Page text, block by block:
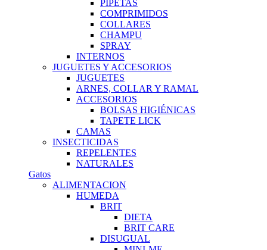
PIPETAS
COMPRIMIDOS
COLLARES
CHAMPU
SPRAY
INTERNOS
JUGUETES Y ACCESORIOS
JUGUETES
ARNES, COLLAR Y RAMAL
ACCESORIOS
BOLSAS HIGIÉNICAS
TAPETE LICK
CAMAS
INSECTICIDAS
REPELENTES
NATURALES
Gatos
ALIMENTACION
HUMEDA
BRIT
DIETA
BRIT CARE
DISUGUAL